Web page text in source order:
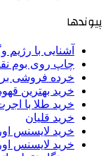
پیوندها
آشنایی با رژیم
چاپ روی بوم
خرده فروشی
خرید بهترین
خرید طلا با
خرید قلیان
خرید لایسنس
خرید لایسنس